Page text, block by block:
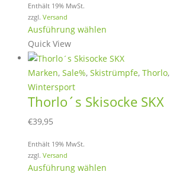
gewählt
werden
war:
€139,95€85,00.
Enthält 19% MwSt.
zzgl. Versand
Ausführung wählen
weist
mehrere
auf.
Quick View
Marken, Sale%, Skistrümpfe, Thorlo,
Wintersport
Thorlo´s Skisocke SKX
€39,95
Enthält 19% MwSt.
zzgl. Versand
Ausführung wählen